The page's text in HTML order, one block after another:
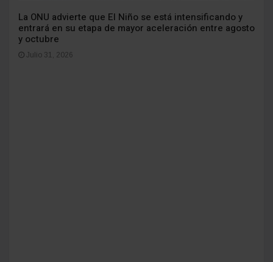
La ONU advierte que El Niño se está intensificando y
entrará en su etapa de mayor aceleración entre agosto
y octubre
Julio 31, 2026